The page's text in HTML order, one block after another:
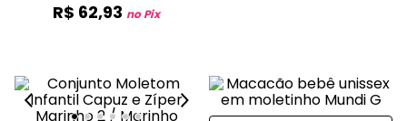
R$ 62,93 no Pix